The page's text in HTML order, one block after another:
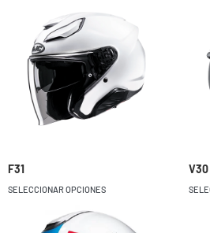
F31
SELECCIONAR OPCIONES
V30